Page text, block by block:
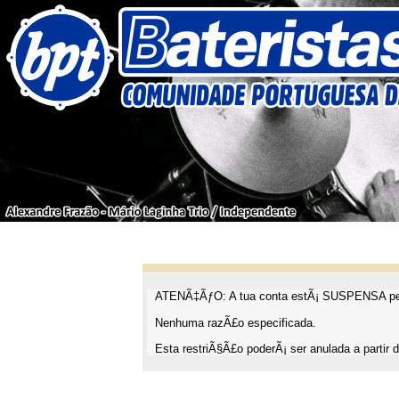
ATENÃ‡ÃƒO: A tua conta estÃ¡ SUSPENSA
Nenhuma razÃ£o especificada.
Esta restriÃ§Ã£o poderÃ¡ ser anulada a partir